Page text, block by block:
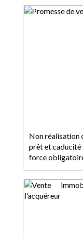
Non réalisation
prêt et caducité
force